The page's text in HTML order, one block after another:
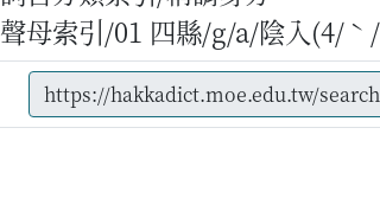
聲母索引/01 四縣/g/a/陰入(4/